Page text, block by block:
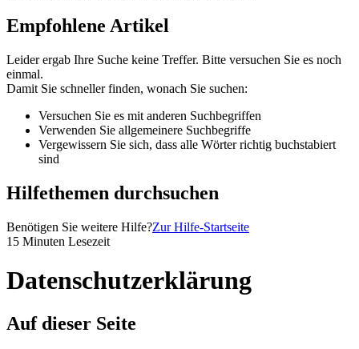
Empfohlene Artikel
Leider ergab Ihre Suche keine Treffer. Bitte versuchen Sie es noch
einmal.
Damit Sie schneller finden, wonach Sie suchen:
Versuchen Sie es mit anderen Suchbegriffen
Verwenden Sie allgemeinere Suchbegriffe
Vergewissern Sie sich, dass alle Wörter richtig buchstabiert
sind
Hilfethemen durchsuchen
Benötigen Sie weitere Hilfe?Zur Hilfe-Startseite
15 Minuten Lesezeit
Datenschutzerklärung
Auf dieser Seite